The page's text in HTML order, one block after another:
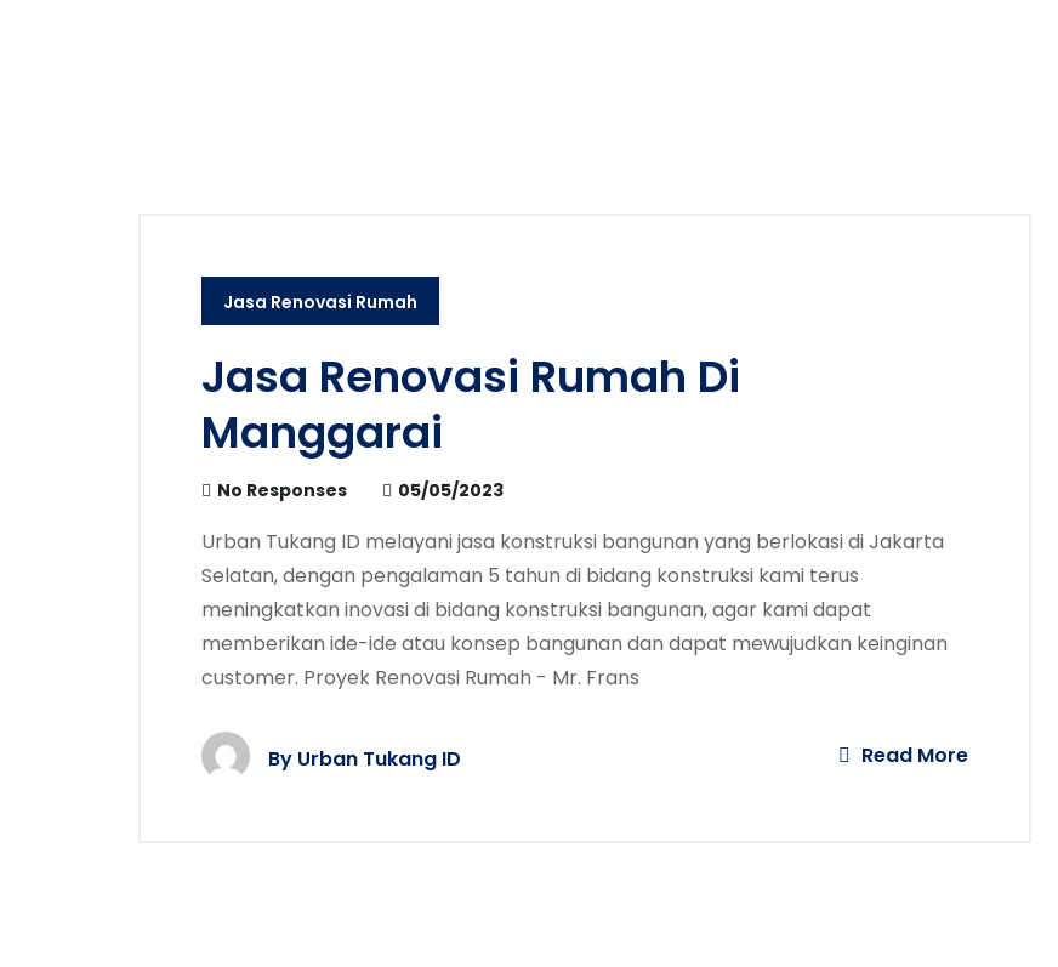
Jasa Renovasi Rumah
Jasa Renovasi Rumah Di
Manggarai
No Responses 05/05/2023
Urban Tukang ID melayani jasa konstruksi bangunan yang berlokasi di Jakarta
Selatan, dengan pengalaman 5 tahun di bidang konstruksi kami terus
meningkatkan inovasi di bidang konstruksi bangunan, agar kami dapat
memberikan ide-ide atau konsep bangunan dan dapat mewujudkan keinginan
customer. Proyek Renovasi Rumah - Mr. Frans
By Urban Tukang ID Read More